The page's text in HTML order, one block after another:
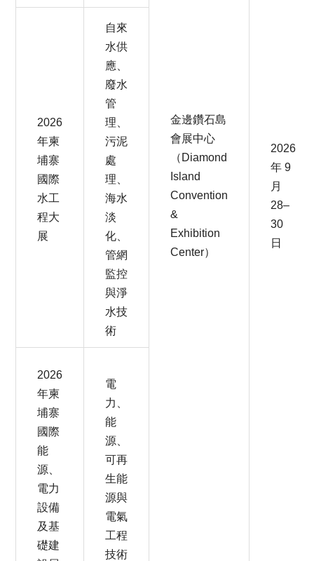
金邊鑽石島
會展中心
（Diamond
Island
Convention
&
Exhibition
Center）
2026
年 9
月
28–
30
日
2026
年柬
埔寨
國際
水工
程大
展
自來
水供
應、
廢水
管
理、
污泥
處
理、
海水
淡
化、
管網
監控
與淨
水技
術
2026
年柬
埔寨
國際
能
源、
電力
設備
及基
礎建
電
力、
能
源、
可再
生能
源與
電氣
工程
技術